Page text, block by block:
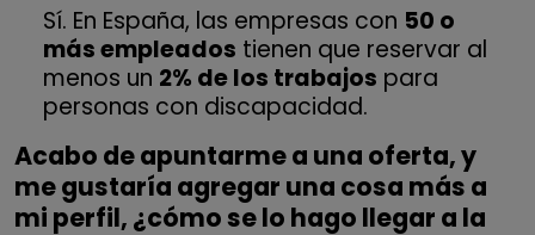
Sí. En España, las empresas con 50 o
más empleados tienen que reservar al
menos un 2% de los trabajos para
personas con discapacidad.
Acabo de apuntarme a una oferta, y
me gustaría agregar una cosa más a
mi perfil, ¿cómo se lo hago llegar a la